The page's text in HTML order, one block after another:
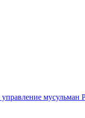
мусульман